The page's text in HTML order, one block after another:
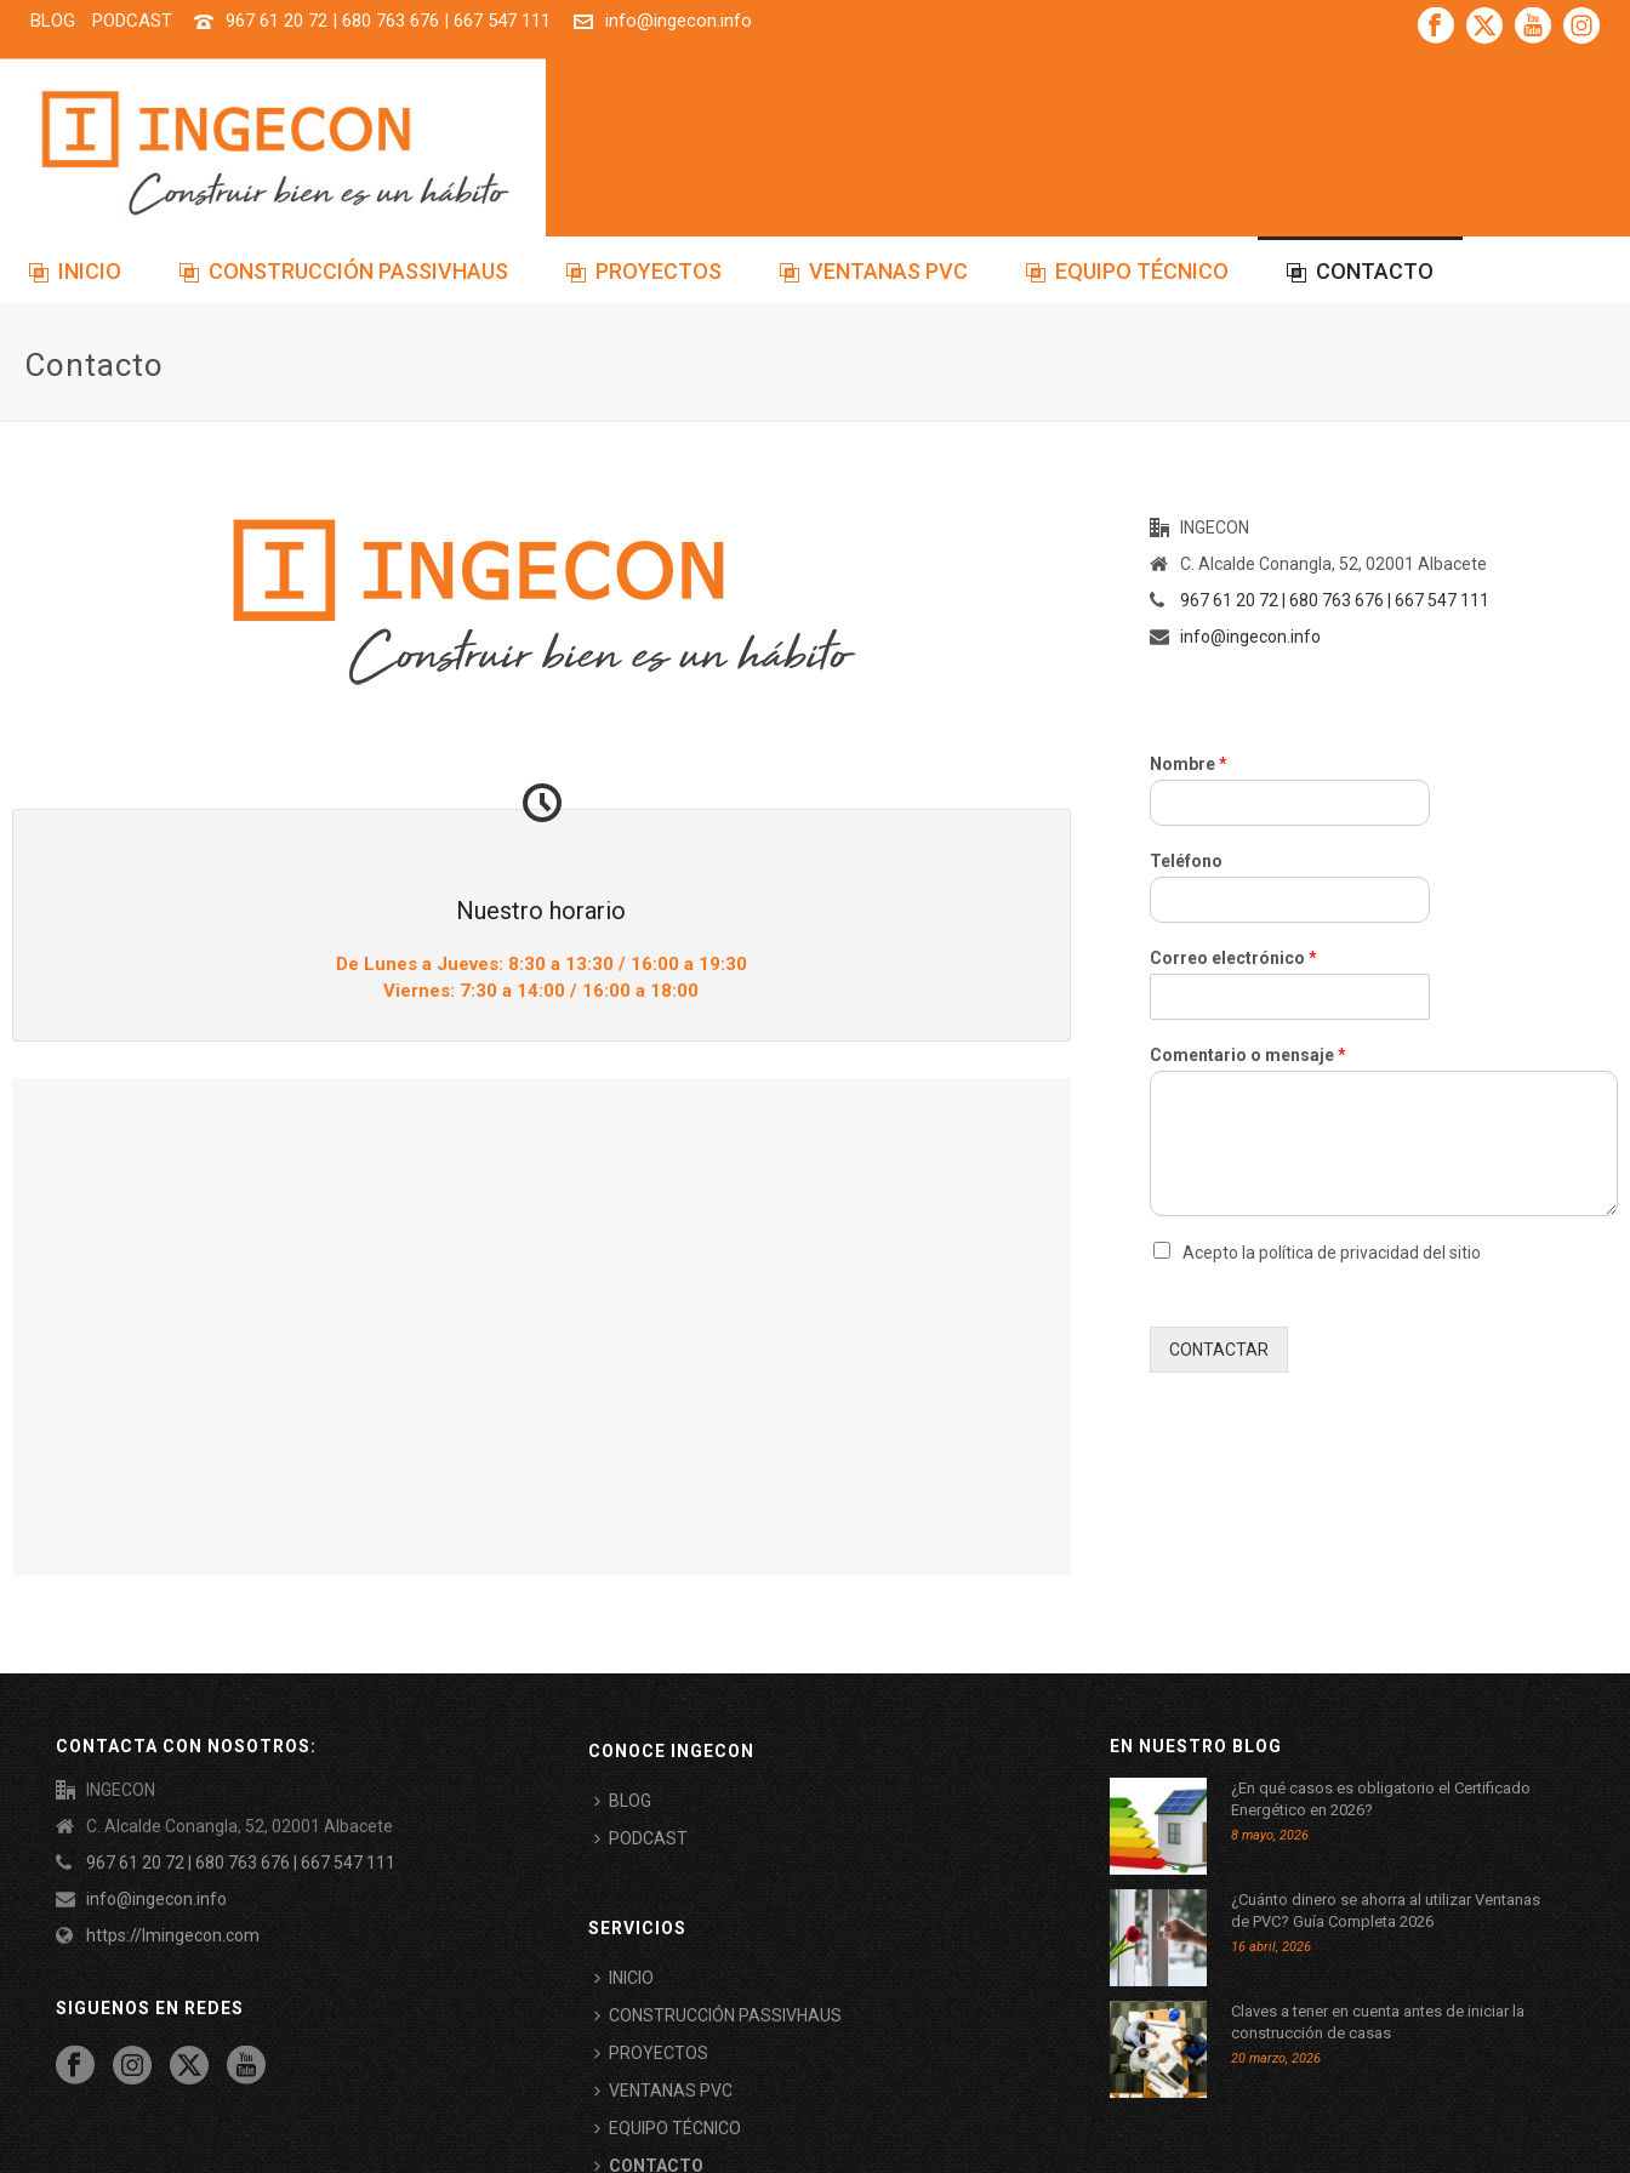
BLOG PODCAST 967 61 20 72 | 680 763 676 | 667 547 111 info@ingecon.info
INICIO CONSTRUCCIÓN PASSIVHAUS PROYECTOS VENTANAS PVC EQUIPO TÉCNICO CONTACTO
Contacto
Nuestro horario
De Lunes a Jueves: 8:30 a 13:30 / 16:00 a 19:30
Viernes: 7:30 a 14:00 / 16:00 a 18:00
INGECON
C. Alcalde Conangla, 52, 02001 Albacete
967 61 20 72 | 680 763 676 | 667 547 111
info@ingecon.info
Nombre*
Teléfono
Correo electrónico *
Comentario o mensaje*
Acepto la política de privacidad del sitio
CONTACTAR
CONTACTA CON NOSOTROS:
INGECON
C. Alcalde Conangla, 52, 02001 Albacete
967 61 20 72 | 680 763 676 | 667 547 111
info@ingecon.info
https://lmingecon.com
SIGUENOS EN REDES
CONOCE INGECON
BLOG
PODCAST
SERVICIOS
INICIO
CONSTRUCCIÓN PASSIVHAUS
PROYECTOS
VENTANAS PVC
EQUIPO TÉCNICO
CONTACTO
EN NUESTRO BLOG
¿En qué casos es obligatorio el Certificado
Energético en 2026?
8 mayo, 2026
¿Cuánto dinero se ahorra al utilizar Ventanas
de PVC? Guía Completa 2026
16 abril, 2026
Claves a tener en cuenta antes de iniciar la
construcción de casas
20 marzo, 2026